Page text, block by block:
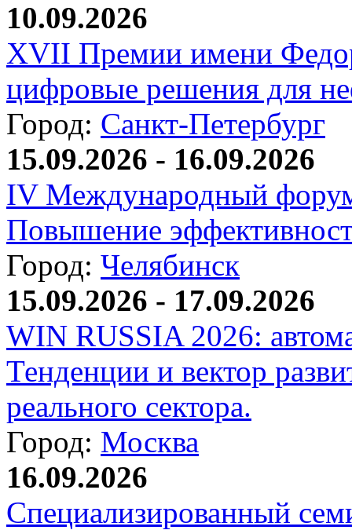
10.09.2026
XVII Премии имени
цифровые решения для
Город: Санкт-Петербург
15.09.2026 - 16.09.2026
IV Международный
Повышение
Город: Челябинск
15.09.2026 - 17.09.2026
WIN RUSSIA 2026:
Тенденции и вектор
реального сектора.
Город: Москва
16.09.2026
Специализированный